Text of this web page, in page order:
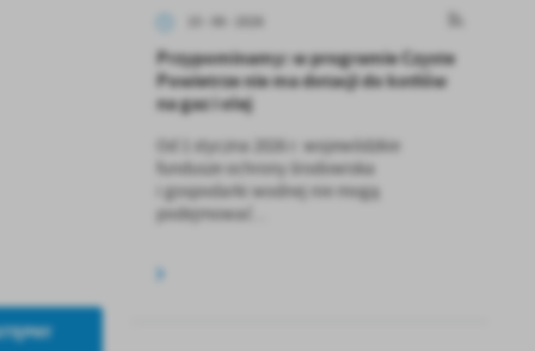
Przypominamy: w programie Czyste
Powietrze nie ma dotacji do kotłów
na gaz i olej
Od 1 styczna 2026 r. wojewódzkie
fundusze ochrony środowiska
i gospodarki wodnej nie mogą
podejmować...